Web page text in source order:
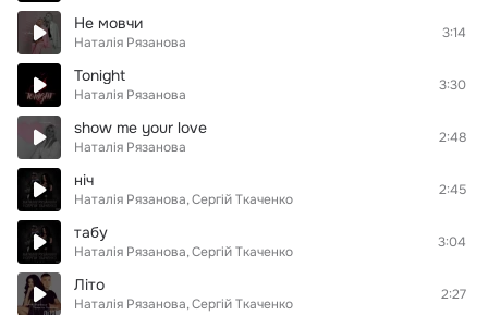
Не мовчи
Наталія Рязанова
3:14
Tonight
Наталія Рязанова
3:30
show me your love
Наталія Рязанова
2:48
ніч
Наталія Рязанова Cергій Ткаченко
2:45
табу
Наталія Рязанова Cергій Ткаченко
3:04
Літо
Наталія Рязанова Cергій Ткаченко
2:27